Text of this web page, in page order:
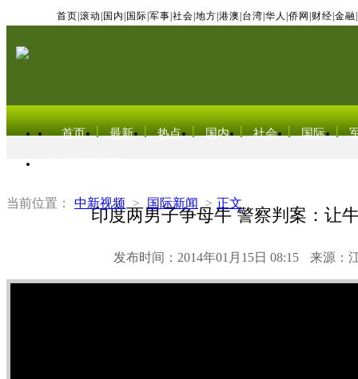
首页 滚动 国内 国际 军事 社会 地方 港澳 台湾 华人 侨网 财经 金融
首页 最新 热点 国内 社会 国际
当前位置： 中新视频 > 国际新闻 > 正文
印度两男子争母牛 警察判案：让
发布时间：2014年01月15日 08:15 来源：